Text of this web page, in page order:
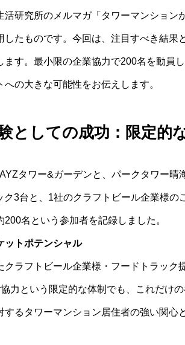
活研究所のメルマガ「タワーマンション
したものです。今回は、注目すべき結果
す。最小限の企業協力で200名を動員
への大きな可能性をお伝えします。
としての成功：限定的
タワー&ガーデンと、パークタワー晴
ク3台と、1社のクラフトビール企業様の
名という参加者を記録しました。
ットポテンシャル
クラフトビール企業様・フードトラック
力という限定的な体制でも、これだけ
するタワーマンション居住者の強い関心